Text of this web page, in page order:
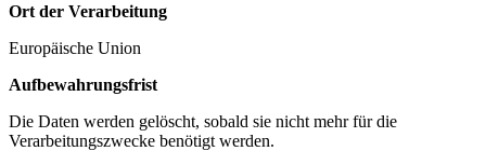
Ort der Verarbeitung
Europäische Union
Aufbewahrungsfrist
Die Daten werden gelöscht, sobald sie nicht mehr für die
Verarbeitungszwecke benötigt werden.